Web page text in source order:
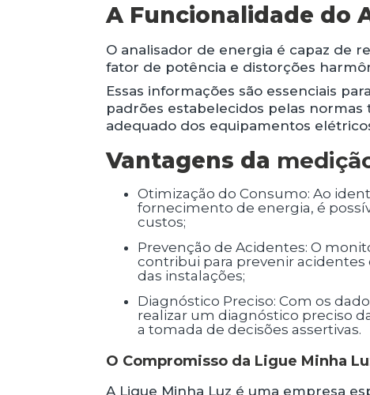
A Funcionalidade do
O analisador de energia é capaz de
fator de potência e distorções
Essas informações são essenciais
padrões estabelecidos pelas
adequado dos equipamentos
Vantagens da
Otimização do Consumo: Ao identificar possíveis desperdícios ou irregularidades no
fornecimento de energia, é
custos;
Prevenção de Acidentes: O monitoramento constante da qualidade da energia
contribui para prevenir
das instalações;
Diagnóstico Preciso: Com os dados coletados pelo analisador de energia, é possível
realizar um diagnóstico preciso
a tomada de decisões assertivas.
O Compromisso da Ligue Minha
A Ligue Minha Luz é uma empresa